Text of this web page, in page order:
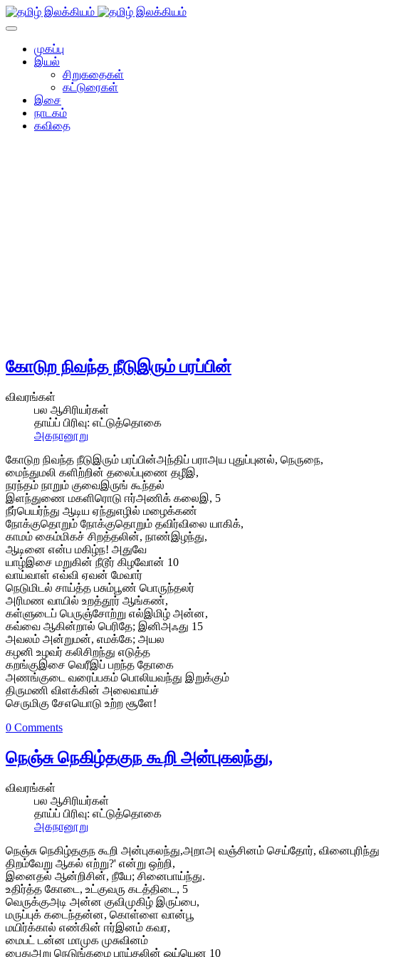
முகப்பு
இயல்
சிறுகதைகள்
கட்டுரைகள்
இசை
நாடகம்
கவிதை
கோடுற நிவந்த நீடுஇரும் பரப்பின்
விவரங்கள்
பல ஆசிரியர்கள்
தாய்ப் பிரிவு: எட்டுத்தொகை
அகநானூறு
கோடுற நிவந்த நீடுஇரும் பரப்பின்அந்திப் பராஅய புதுப்புனல், நெருநை,
மைந்துமலி களிற்றின் தலைப்புணை தழீஇ,
நரந்தம் நாறும் குவைஇருங் கூந்தல்
இளந்துணை மகளிரொடு ஈர்அணிக் கலைஇ, 5
நீர்பெயர்ந்து ஆடிய ஏந்துஎழில் மழைக்கண்
நோக்குதொறும் நோக்குதொறும் தவிர்விலை யாகிக்,
காமம் கைம்மிகச் சிறத்தலின், நாண்இழந்து,
ஆடினை என்ப மகிழ்ந! அதுவே
யாழ்இசை மறுகின் நீடூர் கிழவோன் 10
வாய்வாள் எவ்வி ஏவன் மேவார்
நெடுமிடல் சாய்த்த பசும்பூண் பொருந்தலர்
அரிமண வாயில் உறத்தூர் ஆங்கண்,
கள்ளுடைப் பெருஞ்சோற்று எல்இமிழ் அன்ன,
கவ்வை ஆகின்றால் பெரிதே; இனிஅஃது 15
அவலம் அன்றுமன், எமக்கே; அயல
கழனி உழவர் கலிசிறந்து எடுத்த
கறங்குஇசை வெரீஇப் பறந்த தோகை
அணங்குடை வரைப்பகம் பொலியவந்து இறுக்கும்
திருமணி விளக்கின் அலைவாய்ச்
செருமிகு சேஎயொடு உற்ற சூளே!
0 Comments
நெஞ்சு நெகிழ்தகுந கூறி அன்புகலந்து,
விவரங்கள்
பல ஆசிரியர்கள்
தாய்ப் பிரிவு: எட்டுத்தொகை
அகநானூறு
நெஞ்சு நெகிழ்தகுந கூறி அன்புகலந்து,அறாஅ வஞ்சினம் செய்தோர், வினைபுரிந்து
திறம்வேறு ஆகல் எற்று?' என்று ஒற்றி,
இனைதல் ஆன்றிசின், நீயே; சினைபாய்ந்து.
உதிர்த்த கோடை, உட்குவரு கடத்திடை, 5
வெருக்குஅடி அன்ன குவிமுகிழ் இருப்பை,
மருப்புக் கடைந்தன்ன, கொள்ளை வான்பூ
மயிர்க்கால் எண்கின் ஈர்இனம் கவர,
மைபட் டன்ன மாமுக முசுவினம்
பைதுஅறு நெடுங்கழை பாய்தலின் ஒய்யென 10